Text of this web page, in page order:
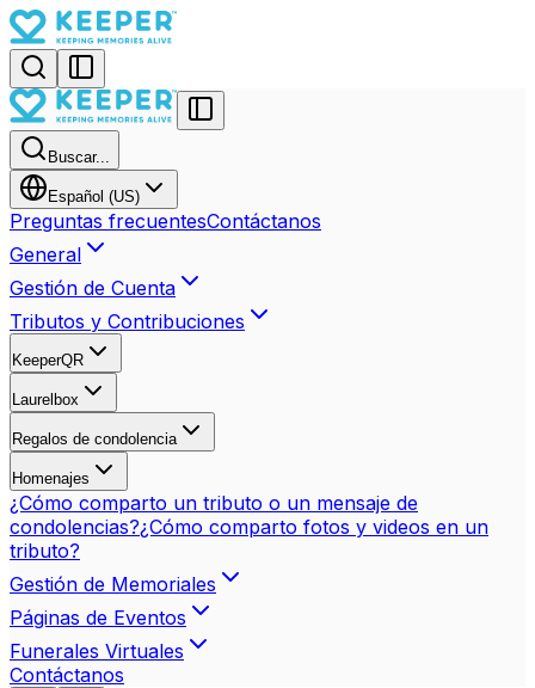
Buscar...
Español (US)
Preguntas frecuentesContáctanos
General
Gestión de Cuenta
Tributos y Contribuciones
KeeperQR
Laurelbox
Regalos de condolencia
Homenajes
¿Cómo comparto un tributo o un mensaje de
condolencias?¿Cómo comparto fotos y videos en un
tributo?
Gestión de Memoriales
Páginas de Eventos
Funerales Virtuales
Contáctanos